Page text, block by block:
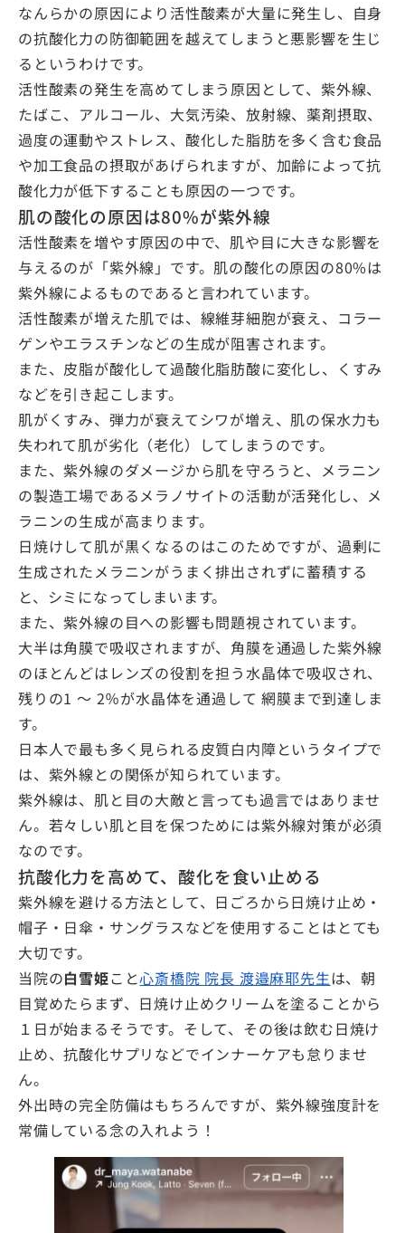
なんらかの原因により活性酸素が大量に発生し、自身
の抗酸化力の防御範囲を越えてしまうと悪影響を生じ
るというわけです。
活性酸素の発生を高めてしまう原因として、紫外線、
たばこ、アルコール、大気汚染、放射線、薬剤摂取、
過度の運動やストレス、酸化した脂肪を多く含む食品
や加工食品の摂取があげられますが、加齢によって抗
酸化力が低下することも原因の一つです。
肌の酸化の原因は80%が紫外線
活性酸素を増やす原因の中で、肌や目に大きな影響を
与えるのが「紫外線」です。肌の酸化の原因の80%は
紫外線によるものであると言われています。
活性酸素が増えた肌では、線維芽細胞が衰え、コラー
ゲンやエラスチンなどの生成が阻害されます。
また、皮脂が酸化して過酸化脂肪酸に変化し、くすみ
などを引き起こします。
肌がくすみ、弾力が衰えてシワが増え、肌の保水力も
失われて肌が劣化（老化）してしまうのです。
また、紫外線のダメージから肌を守ろうと、メラニン
の製造工場であるメラノサイトの活動が活発化し、メ
ラニンの生成が高まります。
日焼けして肌が黒くなるのはこのためですが、過剰に
生成されたメラニンがうまく排出されずに蓄積する
と、シミになってしまいます。
また、紫外線の目への影響も問題視されています。
大半は角膜で吸収されますが、角膜を通過した紫外線
のほとんどはレンズの役割を担う水晶体で吸収され、
残りの1 ～ 2％が水晶体を通過して 網膜まで到達しま
す。
日本人で最も多く見られる皮質白内障というタイプで
は、紫外線との関係が知られています。
紫外線は、肌と目の大敵と言っても過言ではありませ
ん。若々しい肌と目を保つためには紫外線対策が必須
なのです。
抗酸化力を高めて、酸化を食い止める
紫外線を避ける方法として、日ごろから日焼け止め・
帽子・日傘・サングラスなどを使用することはとても
大切です。
当院の白雪姫こと心斎橋院 院長 渡邉麻耶先生は、朝
目覚めたらまず、日焼け止めクリームを塗ることから
１日が始まるそうです。そして、その後は飲む日焼け
止め、抗酸化サプリなどでインナーケアも怠りませ
ん。
外出時の完全防備はもちろんですが、紫外線強度計を
常備している念の入れよう！